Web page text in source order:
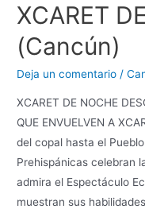
XCARET
(Cancún)
Deja un comentario /
XCARET DE NOCHE
QUE ENVUELVEN A
del copal hasta el
Prehispánicas celebran
admira el Espectáculo
muestran sus